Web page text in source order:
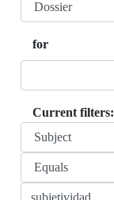
for
Current filters: